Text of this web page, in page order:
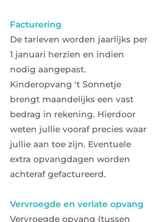
Facturering
De tarieven worden jaarlijks per
1 januari herzien en indien
nodig aangepast.
Kinderopvang 't Sonnetje
brengt maandelijks een vast
bedrag in rekening. Hierdoor
weten jullie vooraf precies waar
jullie aan toe zijn. Eventuele
extra opvangdagen worden
achteraf gefactureerd.
Vervroegde en verlate opvang
Vervroegde opvang (tussen